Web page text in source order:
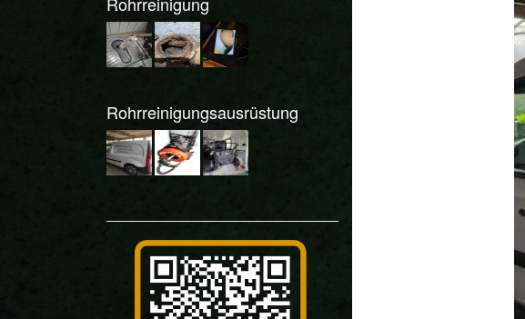
Rohrreinigungsausrüstung